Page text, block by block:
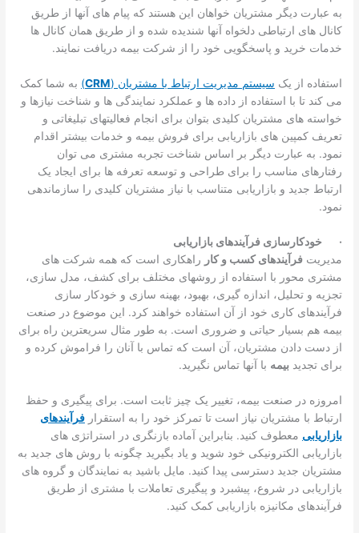
به عبارت دیگر مشتریان خواهان این هستند که پیام های آنها از طریق
کانال های ارتباطی دلخواه آنها شندیده شده و از طریق همان کانال ها
خدمات خرید و پاسخگویی خود را از شرکت بیمه دریافت نمایند.
استفاده از یک سیستم مدیریت ارتباط با مشتریان (CRM
) به شما کمک
می کند تا با استفاده از داده ها و عملکرد نمایندگی ها و شناخت نیازها و
خواسته های مشتریان کلیدی بتوان برای انجام فعالیتهای تبلیغاتی و
تعریف کمپین های بازاریابی برای فروش بیمه و خدمات بیشتر اقدام
نمود. به عبارت دیگر بر اساس شناخت تجربه مشتری می توان
رفتارهای مناسب را برای طراحی و توسعه تعرفه ها برای ایجاد یک
ارتباط جدید و بازاریابی متناسب با نیاز مشتریان کلیدی را سازماندهی
نمود.
· خودکارسازی فرآیندهای بازاریابی
مدیریتفرآیندهای کسب و کار راهکاری است که همه شرکت های
مشتری محور با استفاده از روشهای مختلف برای کشف، مدل سازی،
تجزیه و تحلیل، اندازه گیری، بهبود، بهینه سازی و خودکار سازی
فرآیندهای کاری خود از آن استفاده خواهند کرد. این موضوع در صنعت
بیمه هم بسیار حیاتی و ضروری است. به طور مثال سریعترین راه برای
از دست دادن مشتریان، آن است که تماس با آنان را فراموش کرده و
برای تجدیدبیمه با آنها تماس نگیرید.
امروزه در صنعت بیمه، تغییر یک چیز ثابت است. برای پیگیری و حفظ
ارتباط با مشتریان نیاز است تا تمرکز خود را به استقرارفرآیندهای
بازاریابی معطوف کنید. بنابراین آماده بازنگری در استراتژی های
بازاریابی الکترونیکی خود شوید و یاد بگیرید چگونه با روش های جدید به
مشتریان جدید دسترسی پیدا کنید. مایل باشید به نمایندگان و گروه های
بازاریابی در شروع، پیشبرد و پیگیری تعاملات با مشتری از طریق
فرآیندهای مکانیزه بازاریابی کمک کنید.